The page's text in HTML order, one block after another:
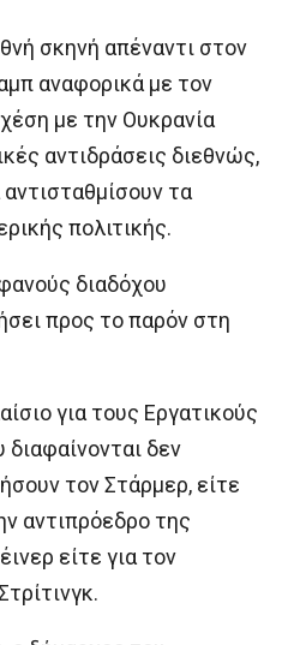
σκηνή απέναντι στον
αναφορικά με τον
με την Ουκρανία
αντιδράσεις διεθνώς,
τα
πολιτικής.
διαδόχου
προς το παρόν στη
για τους Εργατικούς
διαφαίνονται δεν
τον Στάρμερ, είτε
αντιπρόεδρο της
είτε για τον